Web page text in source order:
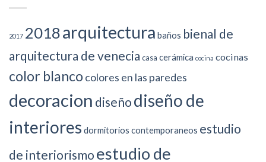
2017 2018arquitectura baños bienal de
arquitectura de venecia casa cerámica cocina cocinas
color blanco colores en las paredes
decoracion diseño diseño de
interiores dormitorios contemporaneos estudio
de interiorismo estudio de